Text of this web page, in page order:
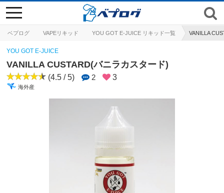
ベプログ VAPEリキッド YOU GOT E-JUICE リキッド一覧 VANILLA
toggle
navigation
YOU GOT E-JUICE
VANILLA CUSTARD(バニラカスタード)
(4.5 / 5) 2 3
海外産